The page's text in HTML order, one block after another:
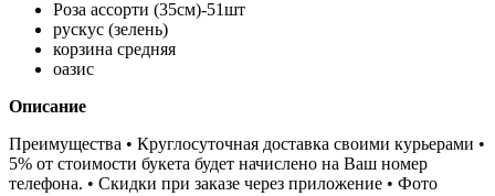
Роза ассорти (35см)-51шт
рускус (зелень)
корзина средняя
оазис
Описание
Преимущества • Круглосуточная доставка своими курьерами •
5% от стоимости букета будет начислено на Ваш номер
телефона. • Скидки при заказе через приложение • Фото